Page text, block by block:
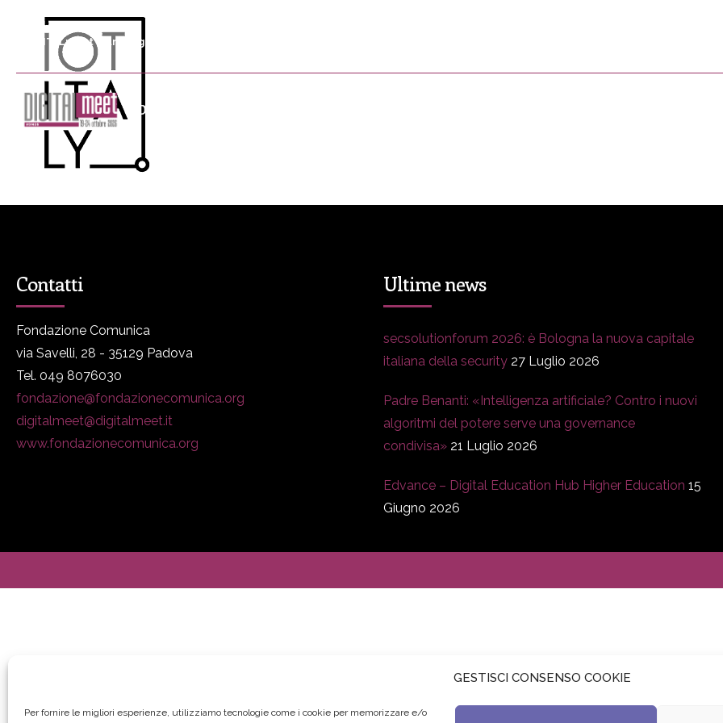
GESTISCI CONSENSO COOKIE
Per fornire le migliori esperienze, utilizziamo tecnologie come i cookie per memorizzare e/o
DIGITALmeet è un progetto promosso da Fondazione Comunica
DM
Contatti
Fondazione Comunica
via Savelli, 28 - 35129 Padova
Tel. 049 8076030
fondazione@fondazionecomunica.org
digitalmeet@digitalmeet.it
www.fondazionecomunica.org
Ultime news
secsolutionforum 2026: è Bologna la nuova capitale
italiana della security 27 Luglio 2026
Padre Benanti: «Intelligenza artificiale? Contro i nuovi
algoritmi del potere serve una governance
condivisa» 21 Luglio 2026
Edvance – Digital Education Hub Higher Education 15
Giugno 2026